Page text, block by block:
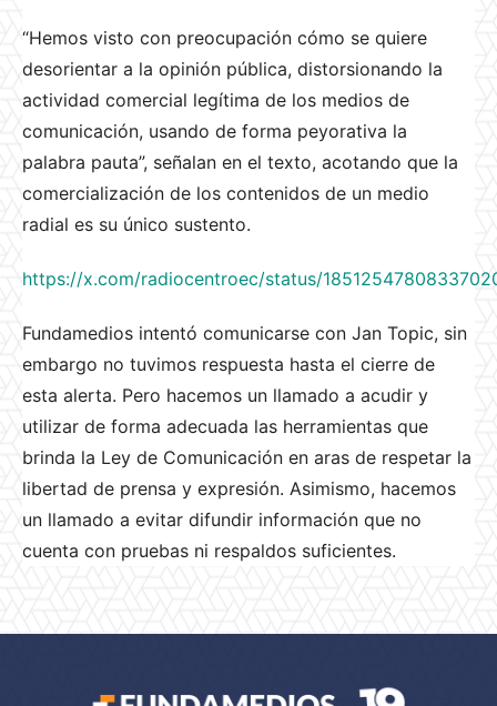
“Hemos visto con preocupación cómo se quiere
desorientar a la opinión pública, distorsionando la
actividad comercial legítima de los medios de
comunicación, usando de forma peyorativa la
palabra pauta”, señalan en el texto, acotando que la
comercialización de los contenidos de un medio
radial es su único sustento.
https://x.com/radiocentroec/status/
Fundamedios intentó comunicarse con Jan Topic, sin
embargo no tuvimos respuesta hasta el cierre de
esta alerta. Pero hacemos un llamado a acudir y
utilizar de forma adecuada las herramientas que
brinda la Ley de Comunicación en aras de respetar la
libertad de prensa y expresión. Asimismo, hacemos
un llamado a evitar difundir información que no
cuenta con pruebas ni respaldos suficientes.